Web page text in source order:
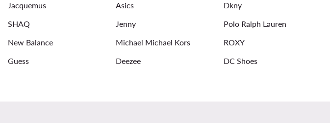
Jacquemus
Asics Dkny
SHAQ
Jenny Polo Ralph Lauren
New Balance
Michael Michael Kors ROXY
Guess
Deezee DC Shoes